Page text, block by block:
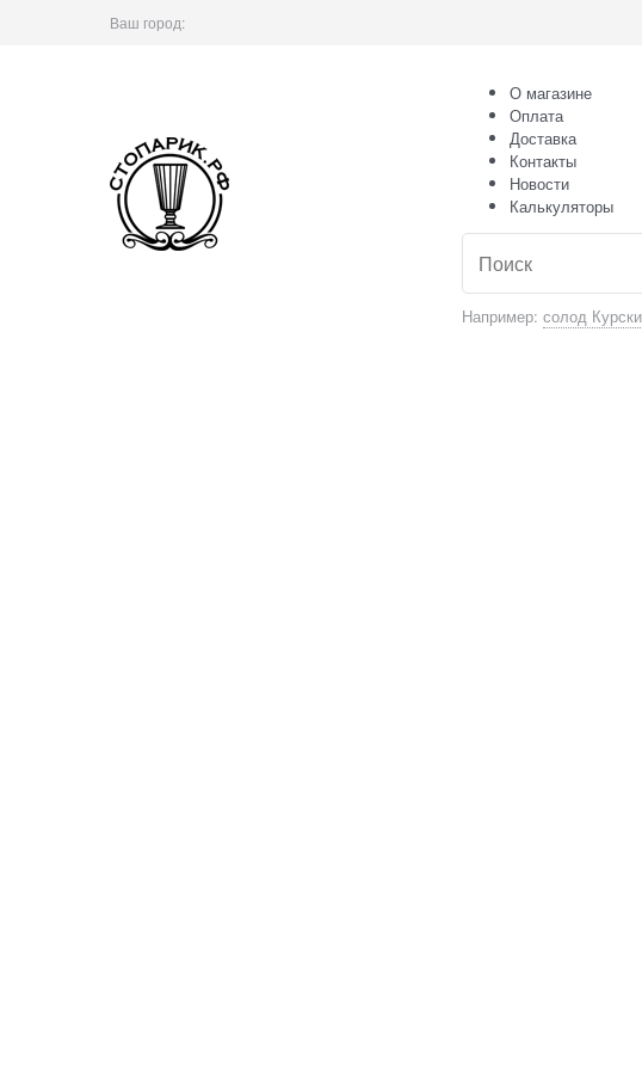
Ваш город:
О магазине
Оплата
Доставка
Контакты
Новости
Калькуляторы
Например: солод